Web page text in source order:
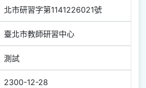
北市研習字第1141226021號
臺北市教師研習中心
測試
2300-12-28